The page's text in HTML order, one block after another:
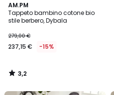
AM.PM
Tappeto bambino cotone bio
stile berbero, Dybala
279,00 €
237,15 € -15%
3,2
/ 5
3,2
/